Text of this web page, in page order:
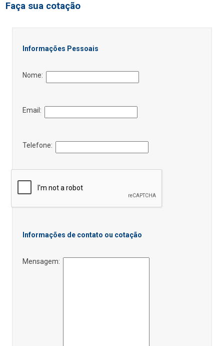
Faça sua cotação
Informações Pessoais
Nome:
Email:
Telefone:
Informações de contato ou cotação
Mensagem: